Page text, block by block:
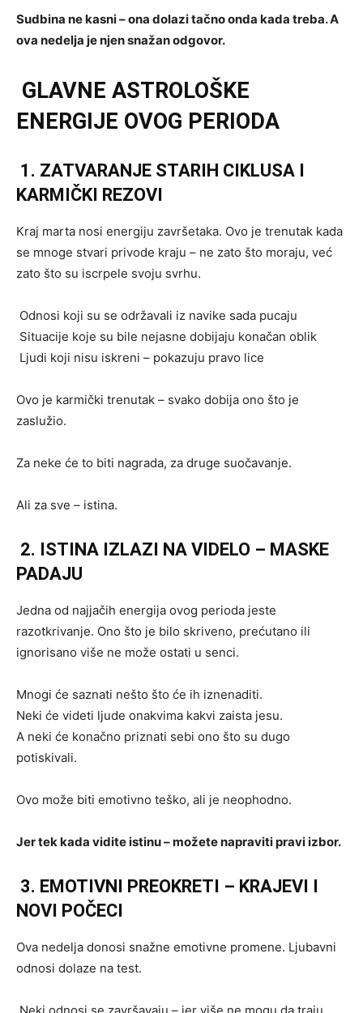
Sudbina ne kasni – ona dolazi tačno onda kada treba. A
ova nedelja je njen snažan odgovor.
GLAVNE ASTROLOŠKE
ENERGIJE OVOG PERIODA
1. ZATVARANJE STARIH CIKLUSA I
KARMIČKI REZOVI
Kraj marta nosi energiju završetaka. Ovo je trenutak kada
se mnoge stvari privode kraju – ne zato što moraju, već
zato što su iscrpele svoju svrhu.
Odnosi koji su se održavali iz navike sada pucaju
Situacije koje su bile nejasne dobijaju konačan oblik
Ljudi koji nisu iskreni – pokazuju pravo lice
Ovo je karmički trenutak – svako dobija ono što je
zaslužio.
Za neke će to biti nagrada, za druge suočavanje.
Ali za sve – istina.
2. ISTINA IZLAZI NA VIDELO – MASKE
PADAJU
Jedna od najjačih energija ovog perioda jeste
razotkrivanje. Ono što je bilo skriveno, prećutano ili
ignorisano više ne može ostati u senci.
Mnogi će saznati nešto što će ih iznenaditi.
Neki će videti ljude onakvima kakvi zaista jesu.
A neki će konačno priznati sebi ono što su dugo
potiskivali.
Ovo može biti emotivno teško, ali je neophodno.
Jer tek kada vidite istinu – možete napraviti pravi izbor.
3. EMOTIVNI PREOKRETI – KRAJEVI I
NOVI POČECI
Ova nedelja donosi snažne emotivne promene. Ljubavni
odnosi dolaze na test.